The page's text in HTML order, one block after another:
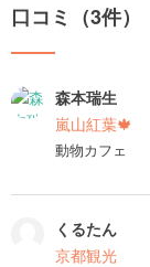
口コミ（3件）
森本瑞生
嵐山紅葉🍁
動物カフェ
くるたん
京都観光